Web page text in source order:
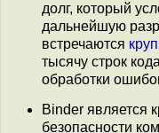
долг, который
дальнейшую
встречаются
тысячу строк
обработки
Binder является
безопасности